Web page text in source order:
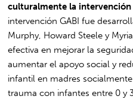
culturalmente la
intervención GABI fue
Murphy, Howard Steele y
efectiva en mejorar la
aumentar el apoyo social y
infantil en madres
trauma con infantes entre 0 y